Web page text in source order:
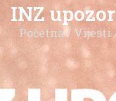
INZ
Početna/ Vijesti